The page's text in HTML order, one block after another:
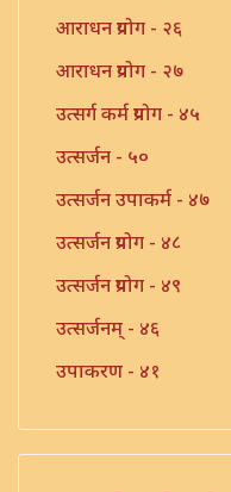
आराधन प्रयोग - २६
आराधन प्रयोग - २७
उत्सर्ग कर्म प्रयोग - ४५
उत्सर्जन - ५०
उत्सर्जन उपाकर्म - ४७
उत्सर्जन प्रयोग - ४८
उत्सर्जन प्रयोग - ४९
उत्सर्जनम् - ४६
उपाकरण - ४१
उपाकर्म - ४३